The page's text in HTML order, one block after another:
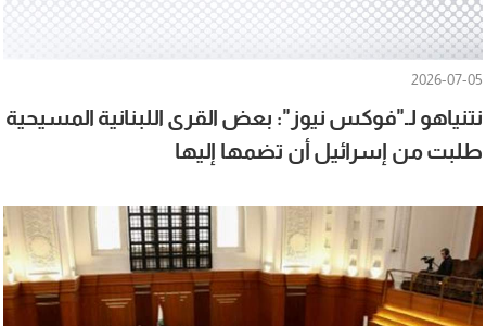
2026-07-05
نتنياهو لـ"فوكس نيوز": بعض القرى اللبنانية المسيحية
طلبت من إسرائيل أن تضمها إليها